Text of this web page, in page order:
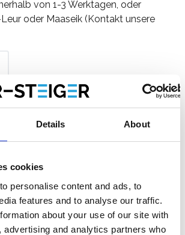
Details About
cookies
personalise content and ads, to
features and to analyse our traffic.
about your use of our site with
advertising and analytics partners who
von 1-3 Werktagen, oder
oder Maaseik (Kontakt unsere
Warenkorb hinzufügen
Als Favorit speichern